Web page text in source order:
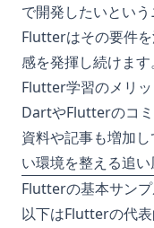
で開発したいという
Flutterはその要件
感を発揮し続けます。
Flutter学習のメリ
DartやFlutterのコ
資料や記事も増加
い環境を整える追い
Flutterの基本サン
以下はFlutterの代